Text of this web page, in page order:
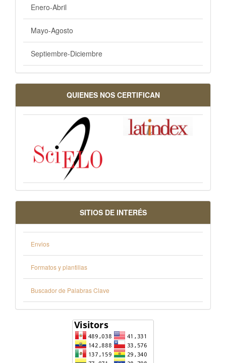
Enero-Abril
Mayo-Agosto
Septiembre-Diciembre
QUIENES NOS CERTIFICAN
SITIOS DE INTERÉS
Envios
Formatos y plantillas
Buscador de Palabras Clave